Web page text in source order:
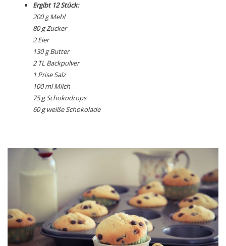
Ergibt 12 Stück:
200 g Mehl
80 g Zucker
2 Eier
130 g Butter
2 TL Backpulver
1 Prise Salz
100 ml Milch
75 g Schokodrops
60 g weiße Schokolade